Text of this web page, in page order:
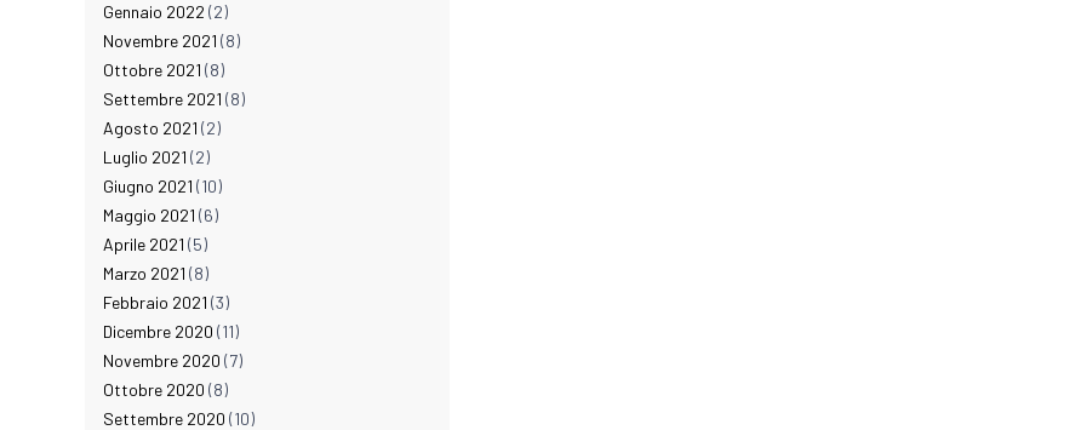
Gennaio 2022 (2)
Novembre 2021 (8)
Ottobre 2021 (8)
Settembre 2021 (8)
Agosto 2021 (2)
Luglio 2021 (2)
Giugno 2021 (10)
Maggio 2021 (6)
Aprile 2021 (5)
Marzo 2021 (8)
Febbraio 2021 (3)
Dicembre 2020 (11)
Novembre 2020 (7)
Ottobre 2020 (8)
Settembre 2020 (10)